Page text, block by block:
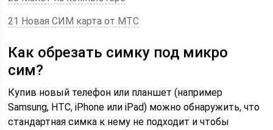
21 Новая СИМ карта от МТС
Как обрезать симку под микро
сим?
Купив новый телефон или планшет (например
Samsung, HTC, iPhone или iPad) можно обнаружить, что
стандартная симка к нему не подходит и чтобы